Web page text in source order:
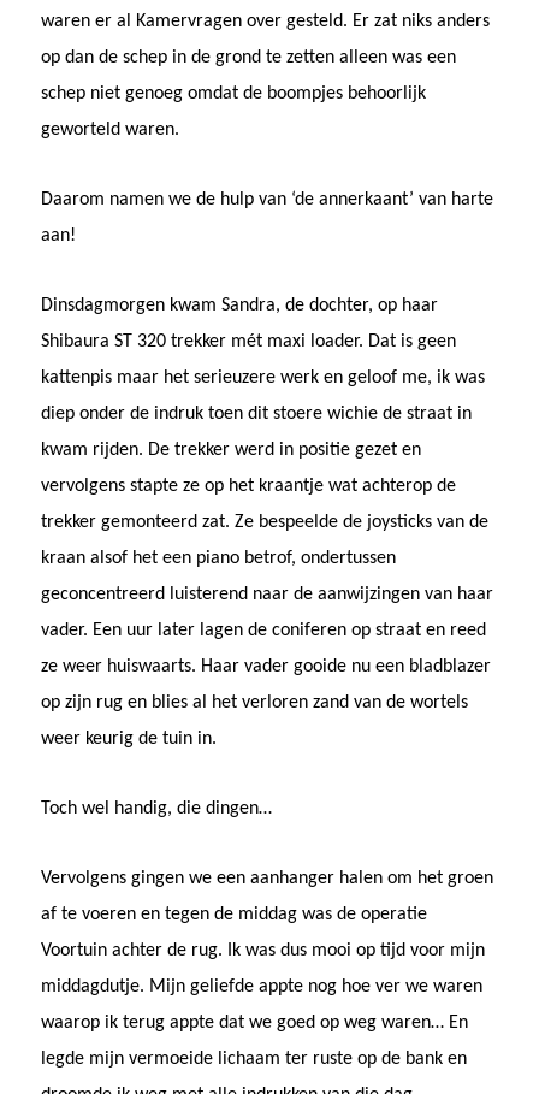
waren er al Kamervragen over gesteld. Er zat niks anders
op dan de schep in de grond te zetten alleen was een
schep niet genoeg omdat de boompjes behoorlijk
geworteld waren.
Daarom namen we de hulp van ‘de annerkaant’ van harte
aan!
Dinsdagmorgen kwam Sandra, de dochter, op haar
Shibaura ST 320 trekker mét maxi loader. Dat is geen
kattenpis maar het serieuzere werk en geloof me, ik was
diep onder de indruk toen dit stoere wichie de straat in
kwam rijden. De trekker werd in positie gezet en
vervolgens stapte ze op het kraantje wat achterop de
trekker gemonteerd zat. Ze bespeelde de joysticks van de
kraan alsof het een piano betrof, ondertussen
geconcentreerd luisterend naar de aanwijzingen van haar
vader. Een uur later lagen de coniferen op straat en reed
ze weer huiswaarts. Haar vader gooide nu een bladblazer
op zijn rug en blies al het verloren zand van de wortels
weer keurig de tuin in.
Toch wel handig, die dingen…
Vervolgens gingen we een aanhanger halen om het groen
af te voeren en tegen de middag was de operatie
Voortuin achter de rug. Ik was dus mooi op tijd voor mijn
middagdutje. Mijn geliefde appte nog hoe ver we waren
waarop ik terug appte dat we goed op weg waren… En
legde mijn vermoeide lichaam ter ruste op de bank en